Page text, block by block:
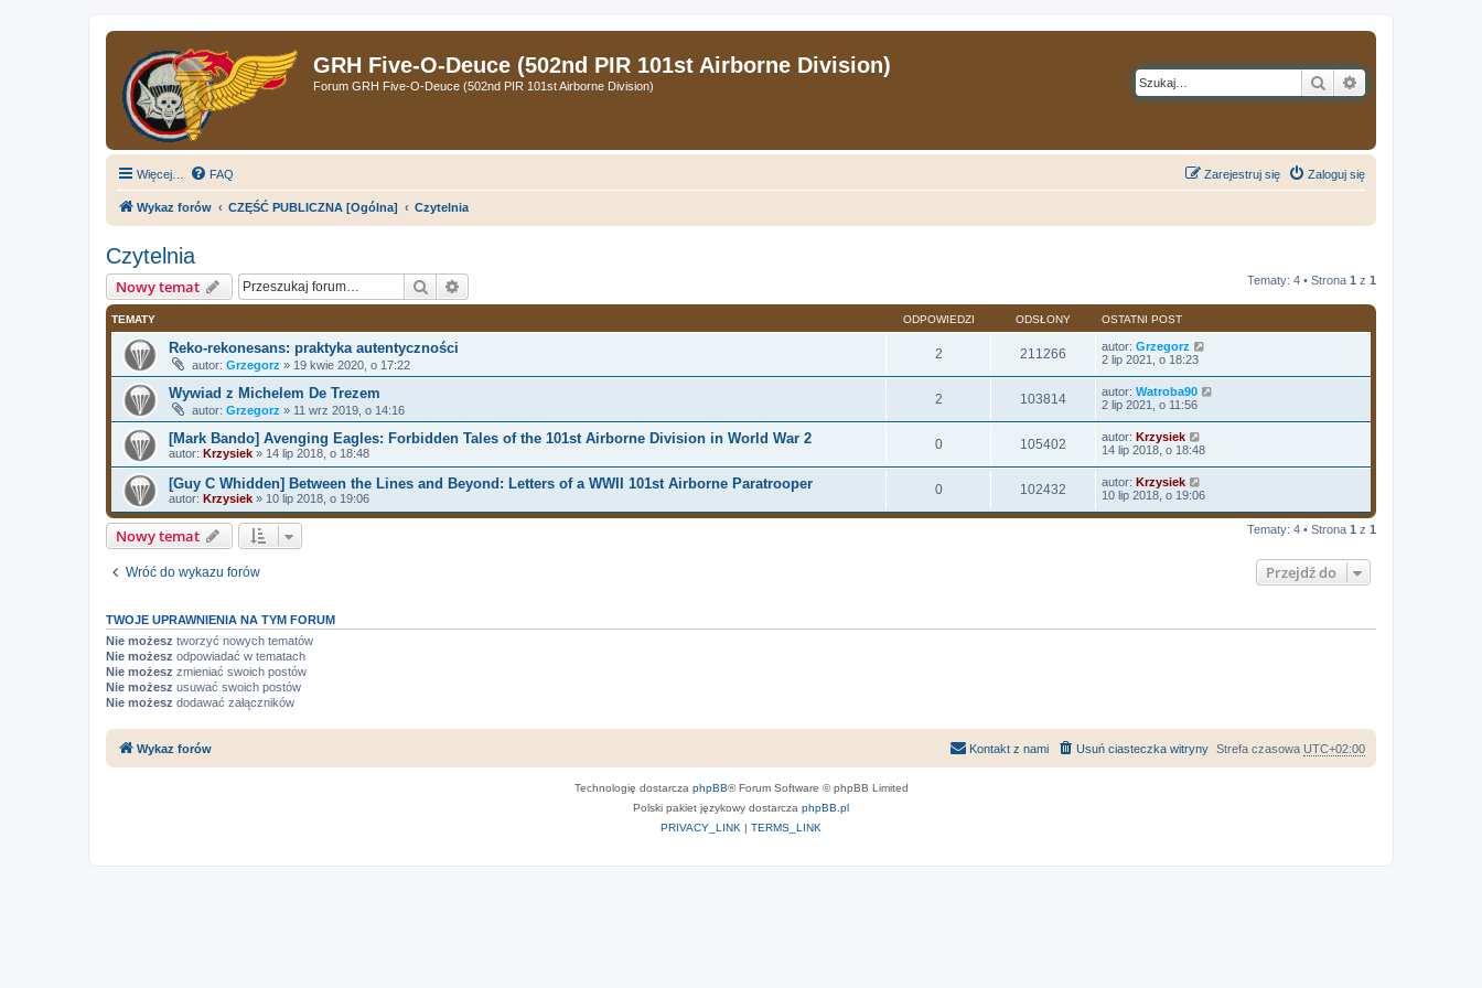
GRH Five-O-Deuce (502nd PIR 101st Airborne Division)
Forum GRH Five-O-Deuce (502nd PIR 101st Airborne Division) Szukaj
Więcej… FAQ Zaloguj się
Zarejestruj się
Wykaz forów CZĘŚĆ PUBLICZNA [Ogólna] Czytelnia
Czytelnia
Nowy temat Szukaj Tematy: 4 • Strona 1 z 1
TEMATY ODPOWIEDZI ODSŁONY OSTATNI POST
Reko-rekonesans: praktyka autentyczności
autor: Grzegorz » 19 kwie 2020, o 17:22
2 211266 autor: Grzegorz
2 lip 2021, o 18:23
Wywiad z Michelem De Trezem
autor: Grzegorz » 11 wrz 2019, o 14:16
2 103814 autor: Watroba90
2 lip 2021, o 11:56
[Mark Bando] Avenging Eagles: Forbidden Tales of the 101st Airborne Division in World War 2
autor: Krzysiek » 14 lip 2018, o 18:48
0 105402 autor: Krzysiek
14 lip 2018, o 18:48
[Guy C Whidden] Between the Lines and Beyond: Letters of a WWII 101st Airborne Paratrooper
autor: Krzysiek » 10 lip 2018, o 19:06
0 102432 autor: Krzysiek
10 lip 2018, o 19:06
Nowy temat Tematy: 4 • Strona 1 z 1
Wróć do wykazu forów Przejdź do
TWOJE UPRAWNIENIA NA TYM FORUM
Nie możesz tworzyć nowych tematów
Nie możesz odpowiadać w tematach
Nie możesz zmieniać swoich postów
Nie możesz usuwać swoich postów
Nie możesz dodawać załączników
Wykaz forów Strefa czasowa UTC+02:00
Usuń ciasteczka witryny
Kontakt z nami
Technologię dostarcza phpBB® Forum Software © phpBB Limited
Polski pakiet językowy dostarcza phpBB.pl
PRIVACY_LINK | TERMS_LINK